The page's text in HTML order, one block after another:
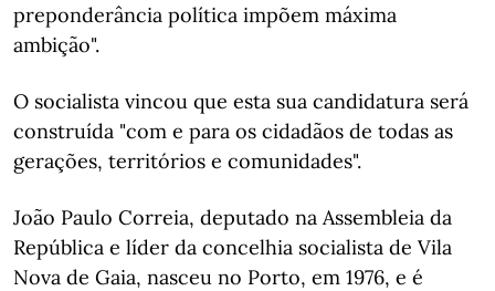
preponderância política impõem máxima
ambição".
O socialista vincou que esta sua candidatura será
construída "com e para os cidadãos de todas as
gerações, territórios e comunidades".
João Paulo Correia, deputado na Assembleia da
República e líder da concelhia socialista de Vila
Nova de Gaia, nasceu no Porto, em 1976, e é